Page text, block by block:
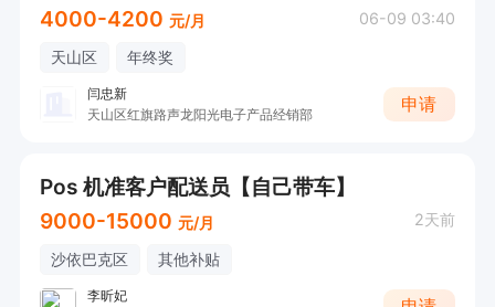
4000-4200 元/月 06-09 03:40
天山区 年终奖
闫忠新
天山区红旗路声龙阳光电子产品经销部
申请
Pos 机准客户配送员【自己带车】
9000-15000 元/月 2天前
沙依巴克区 其他补贴
李昕妃